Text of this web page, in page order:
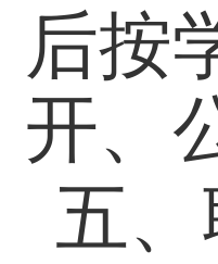
后按
开、
五